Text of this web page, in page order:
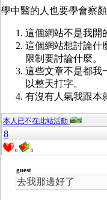
學中醫的人也要學會察
這個網站不是我開
這個網站想討論什
限制要討論什麼。
這些文章不是都我
以整天打字。
有沒有人氣我跟本
本人已不在此站活動
8
0 0
guest
去我那邊好了